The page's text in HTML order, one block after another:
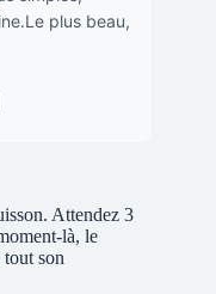
plus beau,
Attendez 3
là, le
tout son